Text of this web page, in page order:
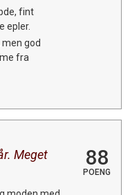
fint
epler.
god
fra
Meget
88
POENG